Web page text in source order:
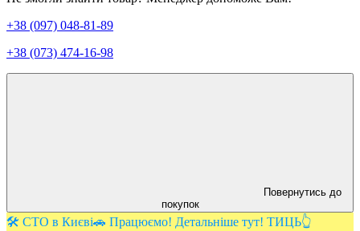
+38 (097) 048-81-89
+38 (073) 474-16-98
Повернутись до
покупок
🛠️ СТО в Києві🚗 Працюємо! Детальніше тут! ТИЦЬ👆